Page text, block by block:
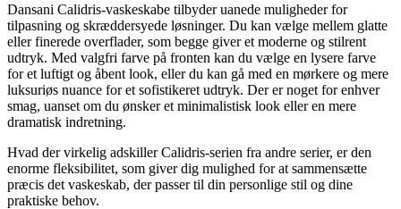
Dansani Calidris-vaskeskabe tilbyder uanede muligheder for
tilpasning og skræddersyede løsninger. Du kan vælge mellem glatte
eller finerede overflader, som begge giver et moderne og stilrent
udtryk. Med valgfri farve på fronten kan du vælge en lysere farve
for et luftigt og åbent look, eller du kan gå med en mørkere og mere
luksuriøs nuance for et sofistikeret udtryk. Der er noget for enhver
smag, uanset om du ønsker et minimalistisk look eller en mere
dramatisk indretning.
Hvad der virkelig adskiller Calidris-serien fra andre serier, er den
enorme fleksibilitet, som giver dig mulighed for at sammensætte
præcis det vaskeskab, der passer til din personlige stil og dine
praktiske behov.